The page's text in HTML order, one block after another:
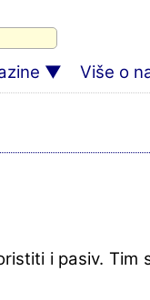
Više o
i pasiv. Tim